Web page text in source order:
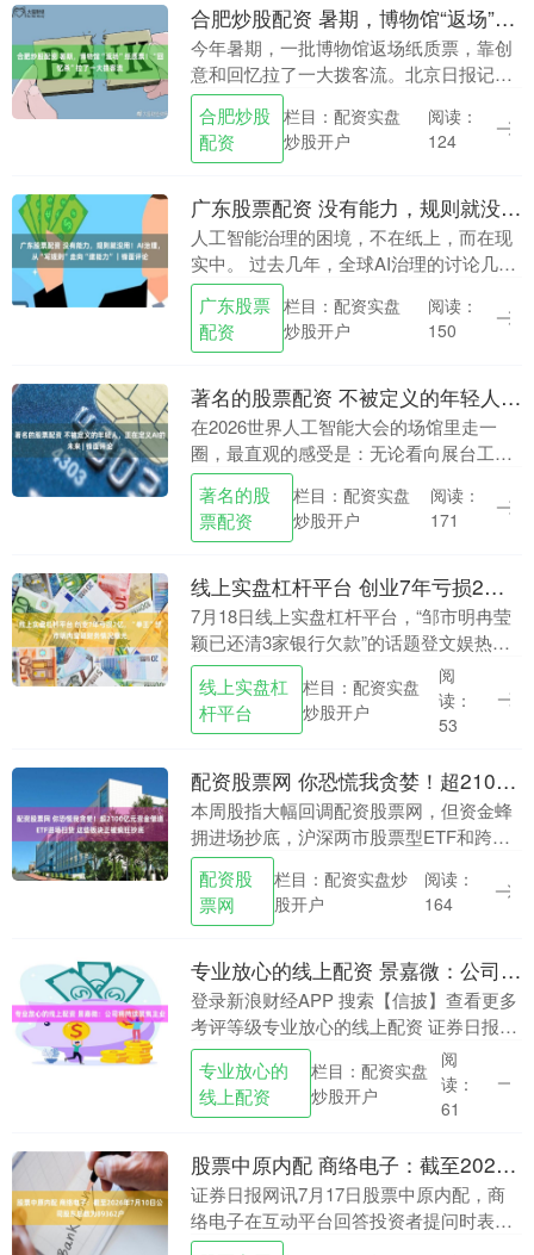
合肥炒股配资 暑期，博物馆“返场”纸质票！“回忆杀”拉了一大拨客流
今年暑期，一批博物馆返场纸质票，靠创
意和回忆拉了一大拨客流。北京日报记者
走访发现，这些不再只是单纯进门凭证的
纸质票，满足了数字时代大家对记忆实体
的一种渴望。 徐....
合肥炒股
配资
栏目：配资实盘
炒股开户
阅读：
124
广东股票配资 没有能力，规则就没用！AI治理，从“写规则”走向“建能力”｜锋面评论
人工智能治理的困境，不在纸上，而在现
实中。 过去几年，全球AI治理的讨论几乎
被“设限”主导。伦理准则、法律框架、风
险分级——欧美国家热衷于画红线、定规
矩，仿佛“....
广东股票
配资
栏目：配资实盘
炒股开户
阅读：
150
著名的股票配资 不被定义的年轻人，正在定义AI的未来 | 锋面评论
在2026世界人工智能大会的场馆里走一
圈，最直观的感受是：无论看向展台工作
人员还是观展人群，满眼所见都是年轻的
面孔。综观整场大会，两个信号格外鲜
明：一是行业正在....
著名的股
票配资
栏目：配资实盘
炒股开户
阅读：
171
线上实盘杠杆平台 创业7年亏损2亿，“拳王”邹市明冉莹颖财务情况曝光
7月18日线上实盘杠杆平台，“邹市明冉莹
颖已还清3家银行欠款”的话题登文娱热搜
第一，引发大批网友关注。 据今视频长天
新闻消息，近日，邹市明冉莹颖夫妇因婚
姻及债务....
线上实盘杠
杆平台
栏目：配资实盘
炒股开户
阅
读：
53
配资股票网 你恐慌我贪婪！超2100亿元资金借道ETF进场扫货 这些板块正被疯狂抄底
本周股指大幅回调配资股票网，但资金蜂
拥进场抄底，沪深两市股票型ETF和跨境
型ETF合计净流入2113.21亿元。 行业主
题上看，科创芯片、通信相关ETF被资金
看....
配资股
票网
栏目：配资实盘炒
股开户
阅读：
164
专业放心的线上配资 景嘉微：公司将持续聚焦主业
登录新浪财经APP 搜索【信披】查看更多
考评等级专业放心的线上配资 证券日报网
讯7月17日，景嘉微在互动平台回答投资
者提问时表示，公司将持续聚焦主业，坚
持产品和....
专业放心的
线上配资
栏目：配资实盘
炒股开户
阅
读：
61
股票中原内配 商络电子：截至2026年7月10日公司股东总数为89362户
证券日报网讯7月17日股票中原内配，商
络电子在互动平台回答投资者提问时表
示，截至2026年7月10日，公司股东总数